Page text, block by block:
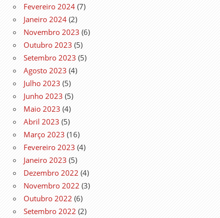
Fevereiro 2024 (7)
Janeiro 2024 (2)
Novembro 2023 (6)
Outubro 2023 (5)
Setembro 2023 (5)
Agosto 2023 (4)
Julho 2023 (5)
Junho 2023 (5)
Maio 2023 (4)
Abril 2023 (5)
Março 2023 (16)
Fevereiro 2023 (4)
Janeiro 2023 (5)
Dezembro 2022 (4)
Novembro 2022 (3)
Outubro 2022 (6)
Setembro 2022 (2)